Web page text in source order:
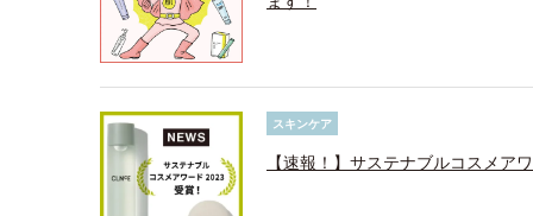
スキンケア
【速報！】サステナブルコスメア